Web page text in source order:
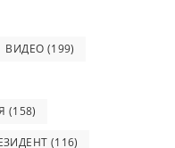
ВИДЕО (199)
(158)
(116)